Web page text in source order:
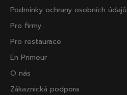
Podmínky ochrany osobních údajů
Pro firmy
Pro restaurace
En Primeur
O nás
Zákaznická podpora